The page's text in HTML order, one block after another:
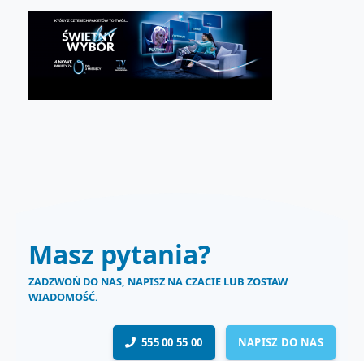
Masz pytania?
ZADZWOŃ DO NAS, NAPISZ NA CZACIE LUB ZOSTAW
WIADOMOŚĆ.
555 00 55 00 NAPISZ DO NAS